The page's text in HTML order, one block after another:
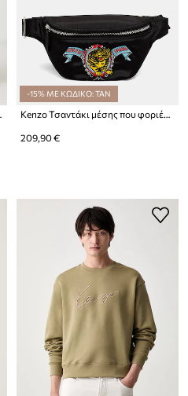
-15% ΜΕ ΚΩΔΙΚΟ: TAN
Kenzo Τσαντάκι μέσης που φοριέται στους ώμους Ανδρικό
209,90 €